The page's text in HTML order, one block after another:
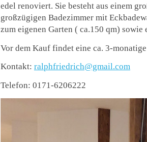
edel renoviert. Sie besteht aus einem
großzügigen Badezimmer mit
zum eigenen Garten ( ca.150 qm)
Vor dem Kauf findet eine ca. 3-
Kontakt: ralphfriedrich@gmail.com
Telefon: 0171-6206222